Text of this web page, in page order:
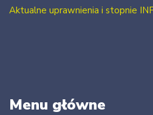
Aktualne uprawnienia i stopnie
Menu główne